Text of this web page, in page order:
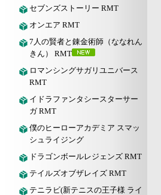
セブンズストーリー RMT
オンエア RMT
7人の賢者と錬金術師（ななれん
きん） RMT
ロマンシングサガリユニバース
RMT
イドラファンタシースターサー
ガ RMT
僕のヒーローアカデミア スマッ
シュライジング
ドラゴンボールレジェンズ RMT
テイルズオブザレイズ RMT
テニラビ(新テニスの王子様 ライ